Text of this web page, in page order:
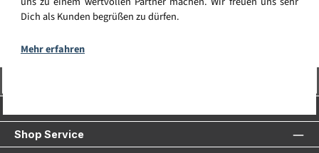
Dich als Kunden begrüßen zu dürfen.
Mehr erfahren
Shop Service